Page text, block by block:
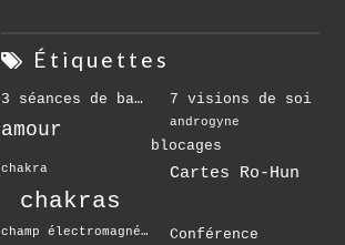
Étiquettes
3 séances de base 7 visions de soi
amour androgyne
blocages
Cartes Ro-Hun
chakra
chakras
champ électromagnétique Conférence